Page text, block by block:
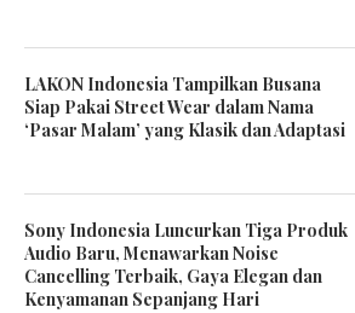
LAKON Indonesia Tampilkan Busana
Siap Pakai Street Wear dalam Nama
‘Pasar Malam’ yang Klasik dan Adaptasi
Sony Indonesia Luncurkan Tiga Produk
Audio Baru, Menawarkan Noise
Cancelling Terbaik, Gaya Elegan dan
Kenyamanan Sepanjang Hari